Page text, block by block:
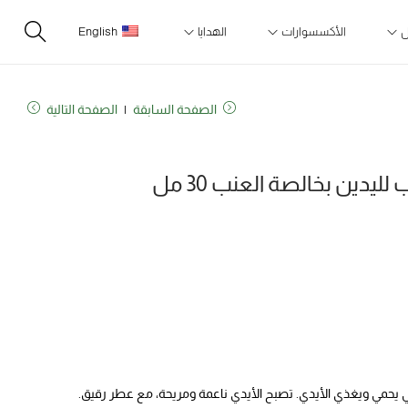
الأكسسوارات الهدايا English
الصفحة السابقة الصفحة التالية
بخالصة العنب 30 مل
يحمي ويغذي الأيدي. تصبح الأيدي ناعمة ومريحة، مع عطر رقيق.